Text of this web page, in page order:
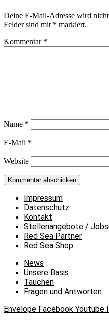
Deine E-Mail-Adresse wird
Felder sind mit * markiert.
Kommentar *
Name *
E-Mail *
Website
Impressum
Datenschutz
Kontakt
Stellenangebote /
Red Sea Partner
Red Sea Shop
News
Unsere Basis
Tauchen
Fragen und Antworten
Envelope Facebook Youtube